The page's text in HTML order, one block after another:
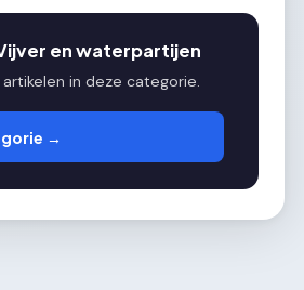
en waterpartijen
artikelen in deze categorie.
→